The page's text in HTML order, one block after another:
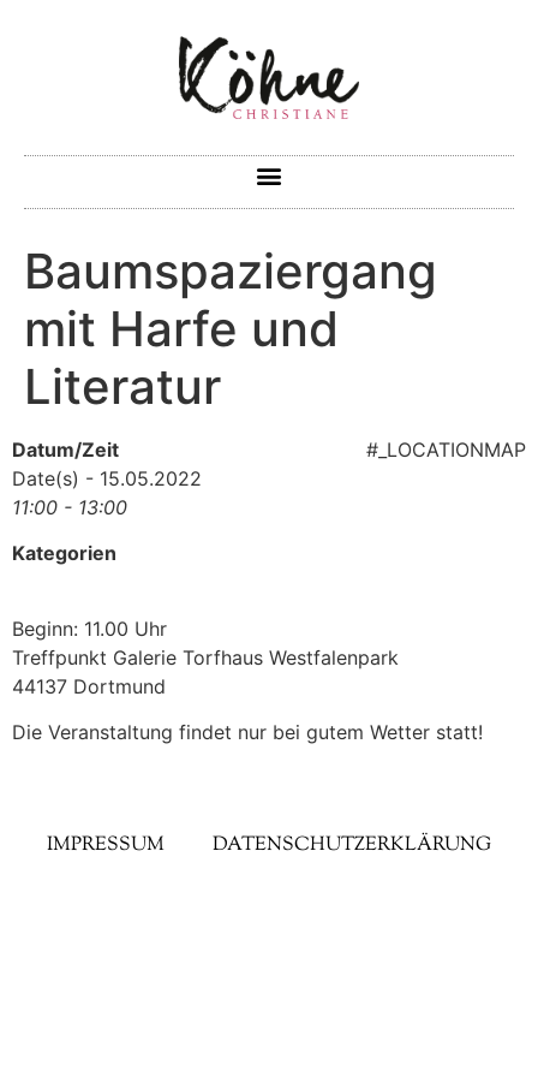
Baumspaziergang
mit Harfe und
Literatur
#_LOCATIONMAP
Datum/Zeit
Date(s) - 15.05.2022
11:00 - 13:00
Kategorien
Beginn: 11.00 Uhr
Treffpunkt Galerie Torfhaus Westfalenpark
44137 Dortmund
Die Veranstaltung findet nur bei gutem Wetter statt!
IMPRESSUM DATENSCHUTZERKLÄRUNG